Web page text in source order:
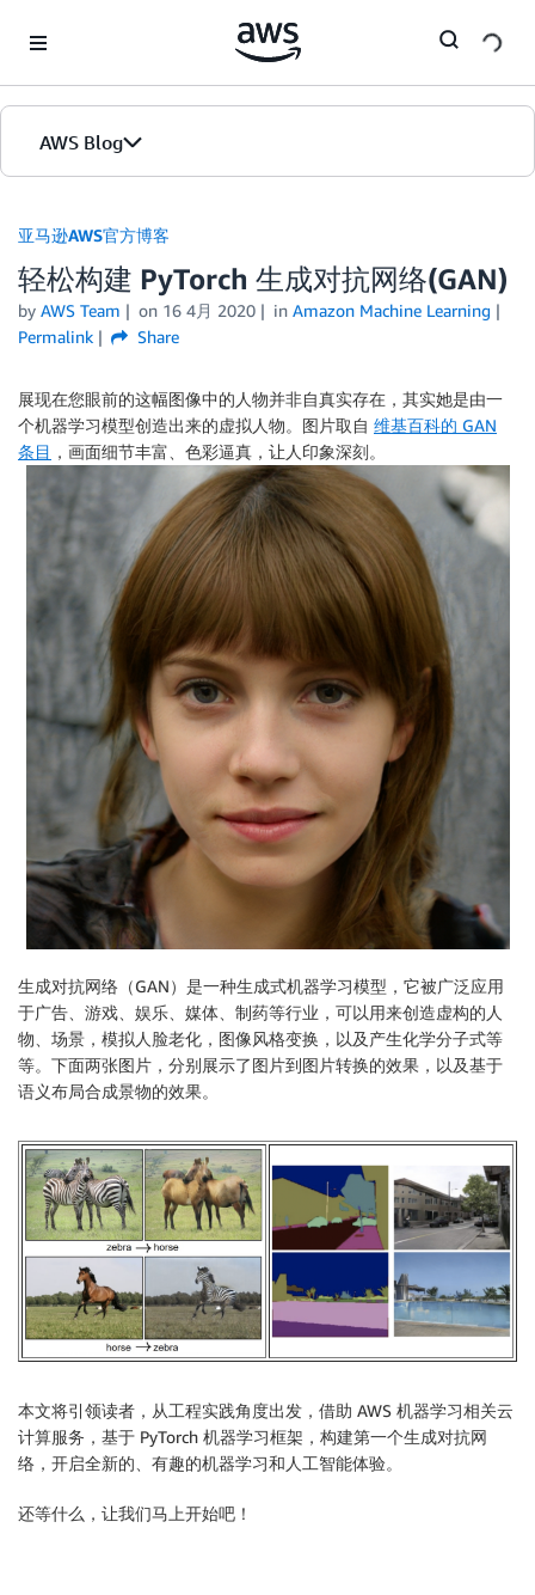
AWS Blog
首页
版本
亚马逊AWS官方博客
轻松构建 PyTorch 生成对抗网络(GAN)
by AWS Team on 16 4月 2020 in Amazon Machine Learning
Permalink
Share
展现在您眼前的这幅图像中的人物并非自真实存在，其实她是由一
个机器学习模型创造出来的虚拟人物。图片取自 维基百科的 GAN
条目 ，画面细节丰富、色彩逼真，让人印象深刻。
生成对抗网络（GAN）是一种生成式机器学习模型，它被广泛应用
于广告、游戏、娱乐、媒体、制药等行业，可以用来创造虚构的人
物、场景，模拟人脸老化，图像风格变换，以及产生化学分子式等
等。下面两张图片，分别展示了图片到图片转换的效果，以及基于
语义布局合成景物的效果。
本文将引领读者，从工程实践角度出发，借助 AWS 机器学习相关云
计算服务，基于 PyTorch 机器学习框架，构建第一个生成对抗网
络，开启全新的、有趣的机器学习和人工智能体验。
还等什么，让我们马上开始吧！